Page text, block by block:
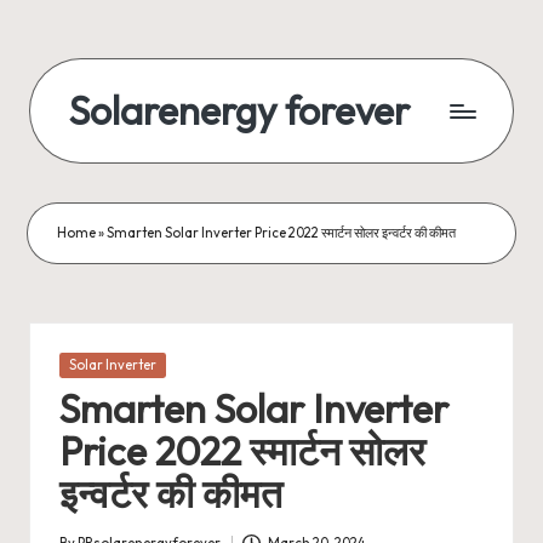
content
Solarenergy forever
बिजली
Home»Smarten Solar Inverter Price 2022 स्मार्टन सोलर इन्वर्टर की कीमत
Posted
Solar Inverter
Smarten Solar Inverter
Price 2022 स्मार्टन सोलर
इन्वर्टर की कीमत